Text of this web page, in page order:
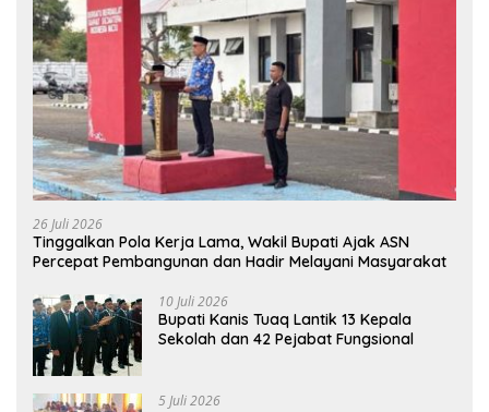
26 Juli 2026
Tinggalkan Pola Kerja Lama, Wakil Bupati Ajak ASN
Percepat Pembangunan dan Hadir Melayani Masyarakat
10 Juli 2026
Bupati Kanis Tuaq Lantik 13 Kepala
Sekolah dan 42 Pejabat Fungsional
5 Juli 2026